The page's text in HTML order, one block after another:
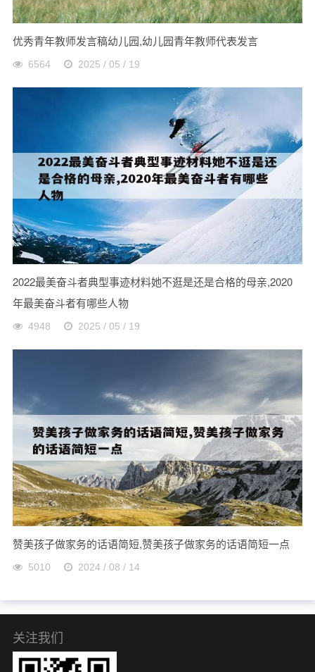
优秀青年教师发言稿幼儿园,幼儿园青年教师代表发言
6564 2025 / 05 / 19
2022最美奋斗者典型事迹材料她不逛是还是合格的母亲,2020
年最美奋斗者有哪些人物
4948 2025 / 05 / 19
赞美孩子做家务的话语简短,赞美孩子做家务的话语简短一点
5010 2024 / 08 / 14
关注我们